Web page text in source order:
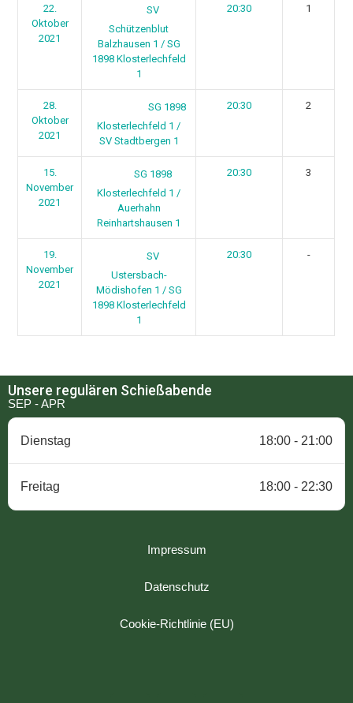
22.
Oktober
2021
SV
Schützenblut
Balzhausen 1 / SG
1898 Klosterlechfeld
1
20:30 1
28.
Oktober
2021
SG 1898
Klosterlechfeld 1 /
SV Stadtbergen 1
20:30 2
15.
November
2021
SG 1898
Klosterlechfeld 1 /
Auerhahn
Reinhartshausen 1
20:30 3
19.
November
2021
SV
Ustersbach-
Mödishofen 1 / SG
1898 Klosterlechfeld
1
20:30 -
Unsere regulären Schießabende
SEP - APR
Dienstag 18:00 - 21:00
Freitag 18:00 - 22:30
Impressum
Datenschutz
Cookie-Richtlinie (EU)